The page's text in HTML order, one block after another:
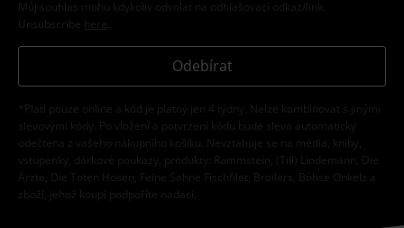
Můj souhlas mohu kdykoliv odvolat na odhlašovací odkaz/link.
Unsubscribe here
Odebírat
*Platí pouze online a kód je platný jen 4 týdny. Nelze kombinovat s jinými
slevovými kódy. Po vložení a potvrzení kódu bude sleva automaticky
odečtena z vašeho nákupního košíku. Nevztahuje se na média, knihy,
vstupenky, dárkové poukazy, produkty: Rammstein, (Till) Lindemann, Die
Ärzte, Die Toten Hosen, Feine Sahne Fischfilet, Broilers, Böhse Onkelz a
zboží, jehož koupí podpoříte nadaci.